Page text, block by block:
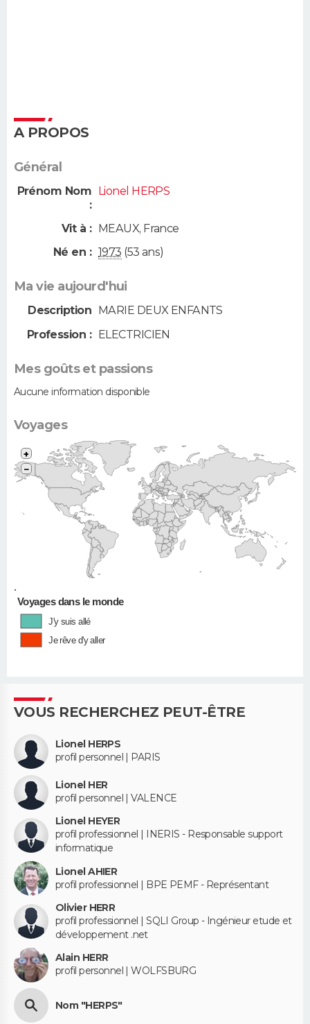
A PROPOS
Général
Prénom Nom
:
Lionel HERPS
Vit à : MEAUX, France
Né en : 1973 (53 ans)
Ma vie aujourd'hui
Description MARIE DEUX ENFANTS
Profession : ELECTRICIEN
Mes goûts et passions
Aucune information disponible
Voyages
•
+
−
Voyages dans le monde
J'y suis allé
Je rêve d'y aller
VOUS RECHERCHEZ PEUT-ÊTRE
Lionel HERPS
profil personnel | PARIS
Lionel HER
profil personnel | VALENCE
Lionel HEYER
profil professionnel | INERIS - Responsable support
informatique
Lionel AHIER
profil professionnel | BPE PEMF - Représentant
Olivier HERR
profil professionnel | SQLI Group - Ingénieur etude et
développement .net
Alain HERR
profil personnel | WOLFSBURG
Nom "HERPS"